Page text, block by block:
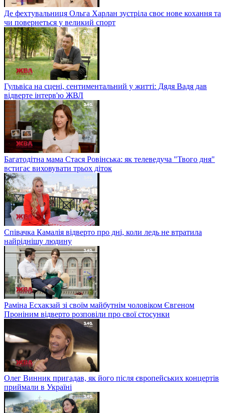
Де фехтувальниця Ольга Харлан зустріла своє нове кохання та
чи повернеться у великий спорт
Гульвіса на сцені, сентиментальний у житті: Дядя Вадя дав
відверте інтерв'ю ЖВЛ
Багатодітна мама Стася Ровінська: як телеведуча "Твого дня"
встигає виховувати трьох діток
Співачка Камалія відверто про дні, коли ледь не втратила
найріднішу людину
Раміна Есхакзай зі своїм майбутнім чоловіком Євгеном
Проніним відверто розповіли про свої стосунки
Олег Винник пригадав, як його після європейських концертів
приймали в Україні